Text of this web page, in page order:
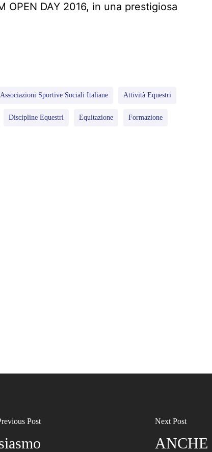
OPEN DAY 2016, in una prestigiosa
Associazioni Sportive Sociali Italiane Attività Equestri
Discipline Equestri Equitazione Formazione
Post Next Post